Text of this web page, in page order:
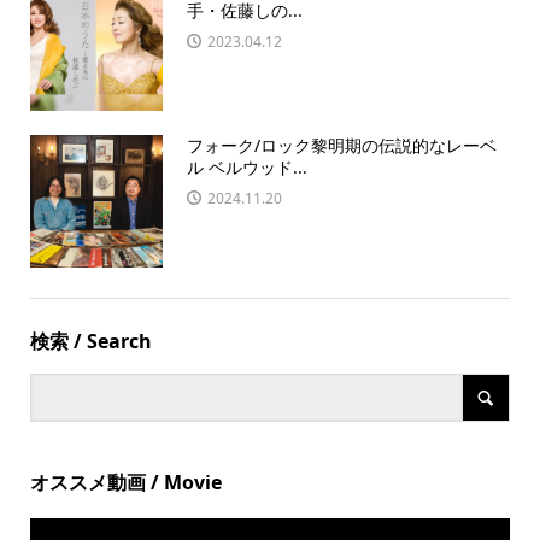
手・佐藤しの...
2023.04.12
フォーク/ロック黎明期の伝説的なレーベ
ル ベルウッド...
2024.11.20
検索 / Search
オススメ動画 / Movie